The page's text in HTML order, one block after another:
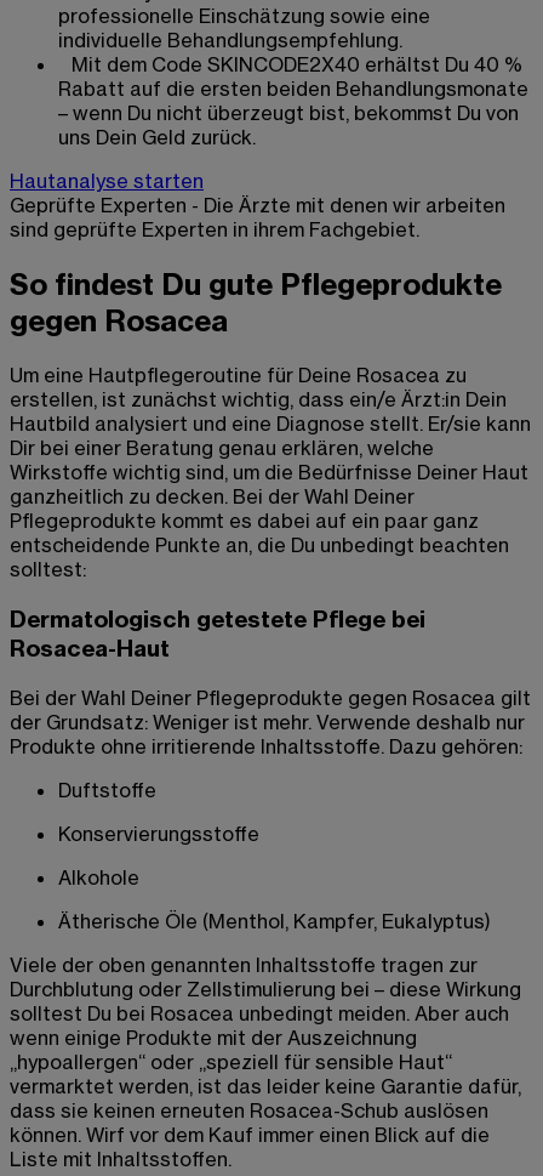
professionelle Einschätzung sowie eine
individuelle Behandlungsempfehlung.
Mit dem Code SKINCODE2X40 erhältst Du 40 %
Rabatt auf die ersten beiden Behandlungsmonate
– wenn Du nicht überzeugt bist, bekommst Du von
uns Dein Geld zurück.
Hautanalyse starten
Geprüfte Experten - Die Ärzte mit denen wir arbeiten
sind geprüfte Experten in ihrem Fachgebiet.
So findest Du gute Pflegeprodukte
gegen Rosacea
Um eine Hautpflegeroutine für Deine Rosacea zu
erstellen, ist zunächst wichtig, dass ein/e Ärzt:in Dein
Hautbild analysiert und eine Diagnose stellt. Er/sie kann
Dir bei einer Beratung genau erklären, welche
Wirkstoffe wichtig sind, um die Bedürfnisse Deiner Haut
ganzheitlich zu decken. Bei der Wahl Deiner
Pflegeprodukte kommt es dabei auf ein paar ganz
entscheidende Punkte an, die Du unbedingt beachten
solltest:
Dermatologisch getestete Pflege bei
Rosacea-Haut
Bei der Wahl Deiner Pflegeprodukte gegen Rosacea gilt
der Grundsatz: Weniger ist mehr. Verwende deshalb nur
Produkte ohne irritierende Inhaltsstoffe. Dazu gehören:
Duftstoffe
Konservierungsstoffe
Alkohole
Ätherische Öle (Menthol, Kampfer, Eukalyptus)
Viele der oben genannten Inhaltsstoffe tragen zur
Durchblutung oder Zellstimulierung bei – diese Wirkung
solltest Du bei Rosacea unbedingt meiden. Aber auch
wenn einige Produkte mit der Auszeichnung
„hypoallergen“ oder „speziell für sensible Haut“
vermarktet werden, ist das leider keine Garantie dafür,
dass sie keinen erneuten Rosacea-Schub auslösen
können. Wirf vor dem Kauf immer einen Blick auf die
Liste mit Inhaltsstoffen.